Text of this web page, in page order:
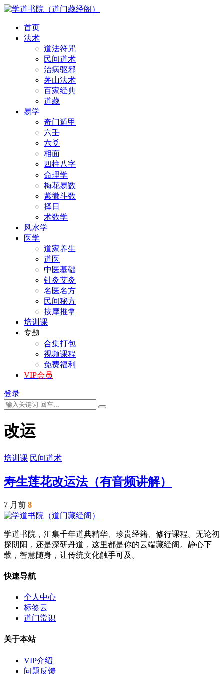
首页
法术
道法符咒
民间道术
治病驱邪
茅山法术
百家经典
道藏
易学
奇门遁甲
六壬
六爻
相面
四柱八字
命理学
梅花易数
紫微斗数
择日
术数学
风水学
医学
道家养生
道医
中医基础
针灸艾灸
名医名方
民间秘方
按摩推拿
培训课
专题
合集打包
视频课程
免费福利
VIP会员
登录
改运
培训课 民间道术
寿生莲花改运法（有音频讲解）
7 月前 8
学道书院，汇集千年道典精华、珍贵经籍、修行课程。无论初
探阴阳，还是深研丹道，这里都是你的云端藏经阁。静心下
载，智慧随身，让传统文化触手可及。
快速导航
个人中心
标签云
道门常识
关于本站
VIP介绍
问题反馈